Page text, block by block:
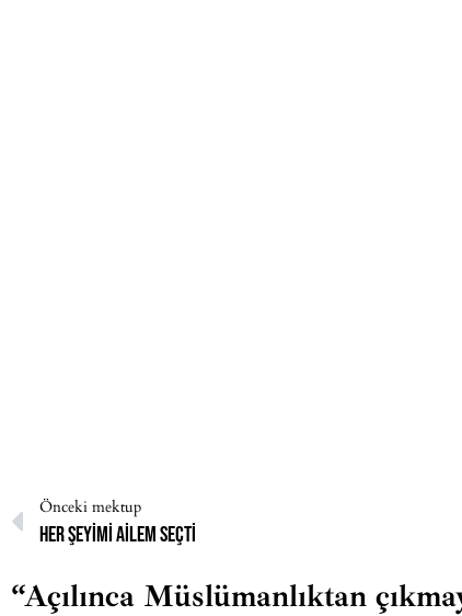
Önceki mektup
Her şeyimi ailem seçti
“Açılınca Müslümanlıktan